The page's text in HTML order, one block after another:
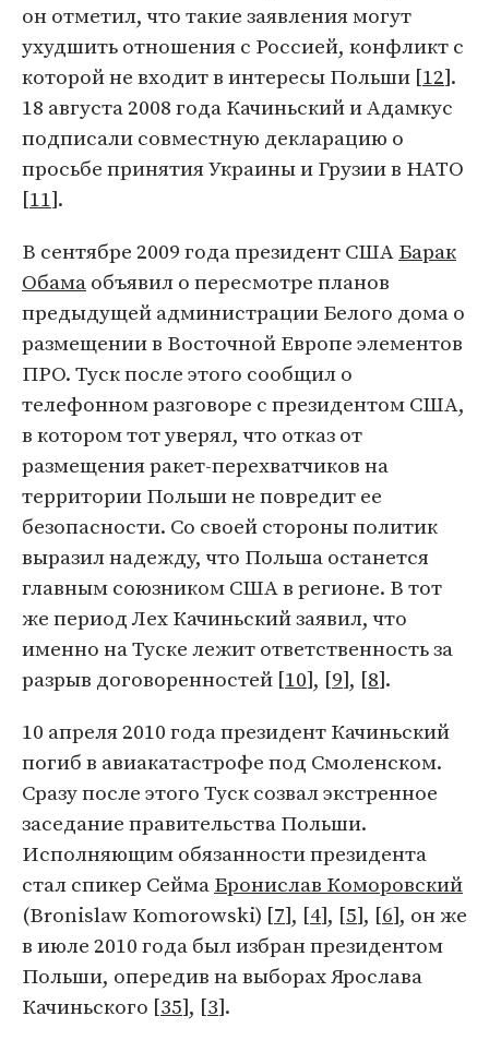
он отметил, что такие заявления могут
ухудшить отношения с Россией, конфликт с
которой не входит в интересы Польши [12].
18 августа 2008 года Качиньский и Адамкус
подписали совместную декларацию о
просьбе принятия Украины и Грузии в НАТО
[11].
В сентябре 2009 года президент СШАБарак
Обамаобъявил о пересмотре планов
предыдущей администрации Белого дома о
размещении в Восточной Европе элементов
ПРО. Туск после этого сообщил о
телефонном разговоре с президентом США,
в котором тот уверял, что отказ от
размещения ракет-перехватчиков на
территории Польши не повредит ее
безопасности. Со своей стороны политик
выразил надежду, что Польша останется
главным союзником США в регионе. В тот
же период Лех Качиньский заявил, что
именно на Туске лежит ответственность за
разрыв договоренностей [10], [9], [8].
10 апреля 2010 года президент Качиньский
погиб в авиакатастрофе под Смоленском.
Сразу после этого Туск созвал экстренное
заседание правительства Польши.
Исполняющим обязанности президента
стал спикер СеймаБронислав Коморовский
(Bronislaw Komorowski) [7], [4], [5], [6], он же
в июле 2010 года был избран президентом
Польши, опередив на выборах Ярослава
Качиньского [35], [3].